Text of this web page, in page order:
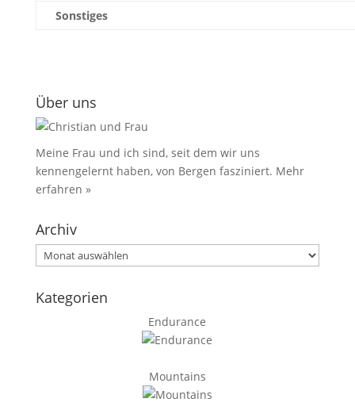
Sonstiges
Über uns
Meine Frau und ich sind, seit dem wir uns
kennengelernt haben, von Bergen fasziniert. Mehr
erfahren »
Archiv
Archiv
Kategorien
Endurance
Mountains